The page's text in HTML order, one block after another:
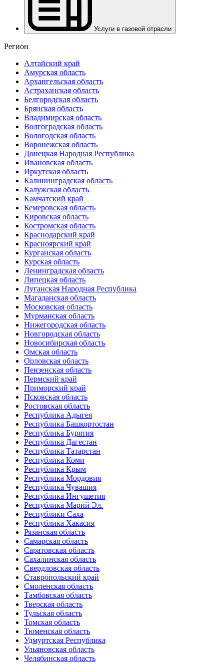
Услуги в газовой отрасли
Регион
Алтайский край
Амурская область
Архангельская область
Астраханская область
Белгородская область
Брянская область
Владимирская область
Волгоградская область
Вологодская область
Воронежская область
Донецкая Народная Республика
Ивановская область
Иркутская область
Калининградская область
Калужская область
Камчатский край
Кемеровская область
Кировская область
Костромская область
Краснодарский край
Красноярский край
Курганская область
Курская область
Ленинградская область
Липецкая область
Луганская Народная Республика
Магаданская область
Московская область
Мурманская область
Нижегородская область
Новгородская область
Новосибирская область
Омская область
Орловская область
Пензенская область
Пермский край
Приморский край
Псковская область
Ростовская область
Республика Адыгея
Республика Башкортостан
Республика Бурятия
Республика Дагестан
Республика Татарстан
Республика Коми
Республика Крым
Республика Мордовия
Республика Чувашия
Республика Ингушетия
Республика Марий Эл.
Республики Саха
Республика Хакасия
Рязанская область
Самарская область
Саратовская область
Сахалинская область
Свердловская область
Ставропольский край
Смоленская область
Тамбовская область
Тверская область
Тульская область
Томская область
Тюменская область
Удмуртская Республика
Ульяновская область
Челябинская область